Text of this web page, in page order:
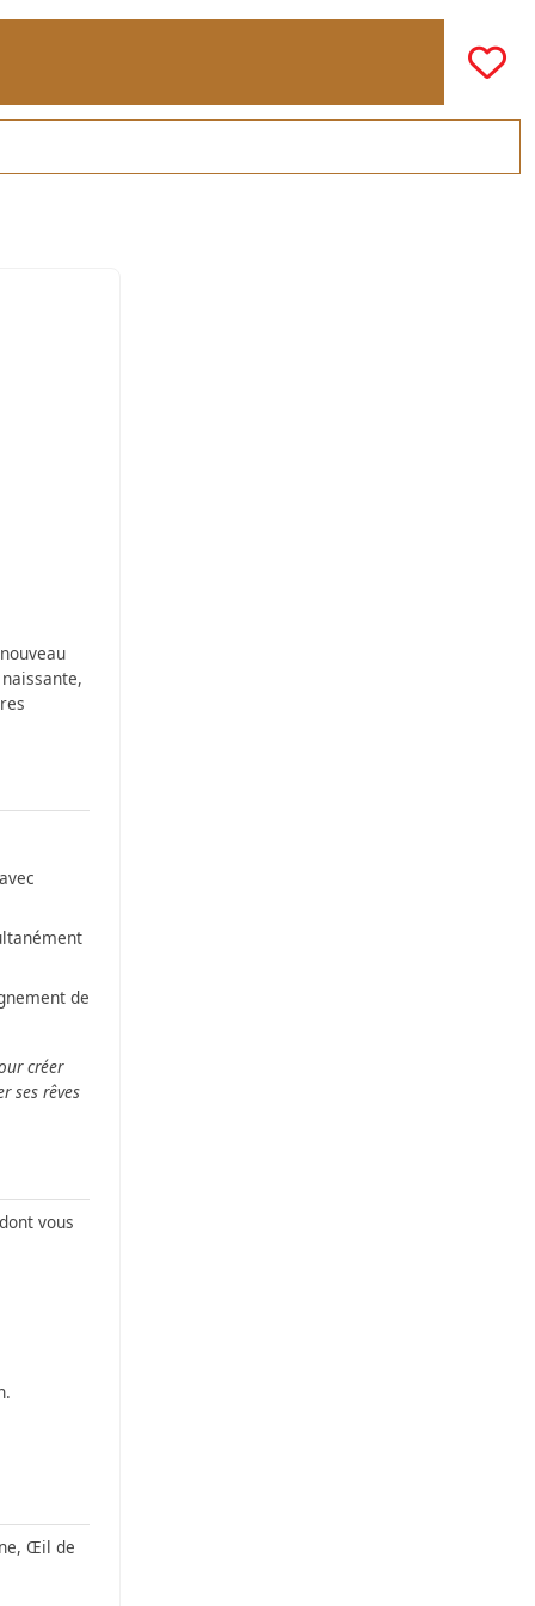
de
créer
ses rêves
vous
Œil de